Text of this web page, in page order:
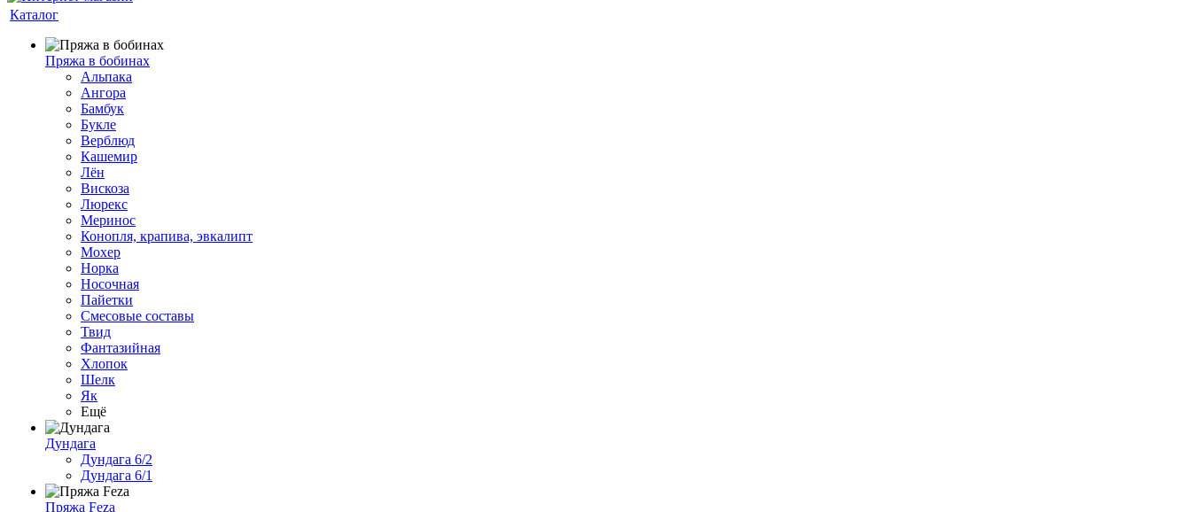
Каталог
Пряжа в бобинах
Альпака
Ангора
Бамбук
Букле
Верблюд
Кашемир
Лён
Вискоза
Люрекс
Меринос
Конопля, крапива, эвкалипт
Мохер
Норка
Носочная
Пайетки
Смесовые составы
Твид
Фантазийная
Хлопок
Шелк
Як
Ещё
Дундага
Дундага 6/2
Дундага 6/1
Пряжа Feza